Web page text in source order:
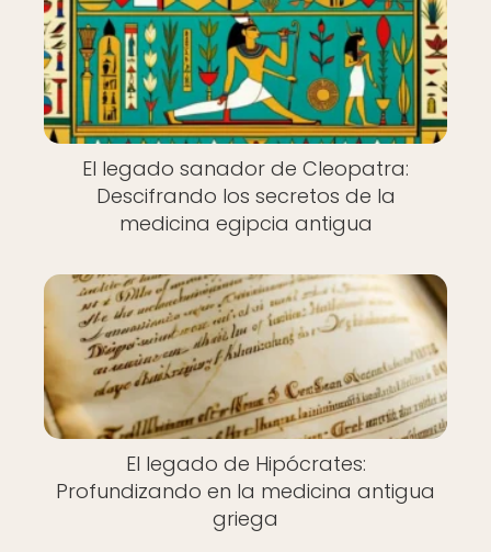
El legado sanador de Cleopatra:
Descifrando los secretos de la
medicina egipcia antigua
El legado de Hipócrates:
Profundizando en la medicina antigua
griega